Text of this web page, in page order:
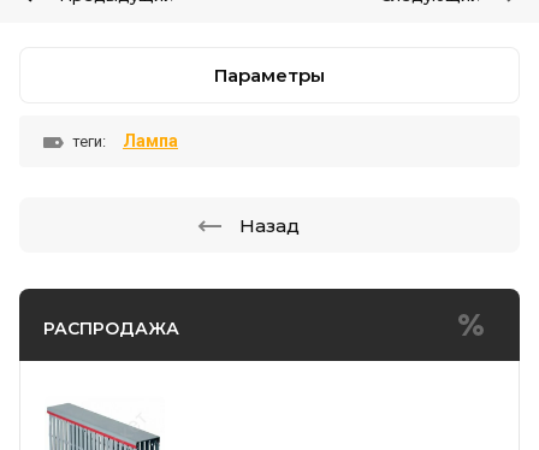
РАСПРОДАЖА
Параметры
теги: Лампа
Назад